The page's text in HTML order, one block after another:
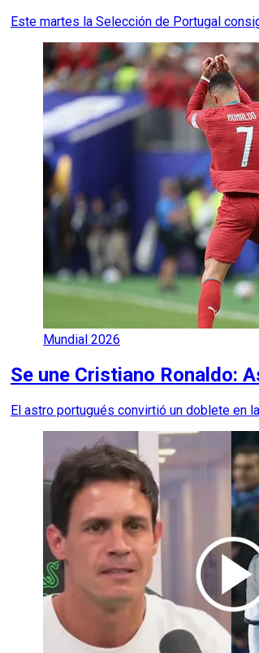
Este martes la Selección de Portugal
Mundial 2026
Se une Cristiano Ronaldo:
El astro portugués convirtió un doblete en